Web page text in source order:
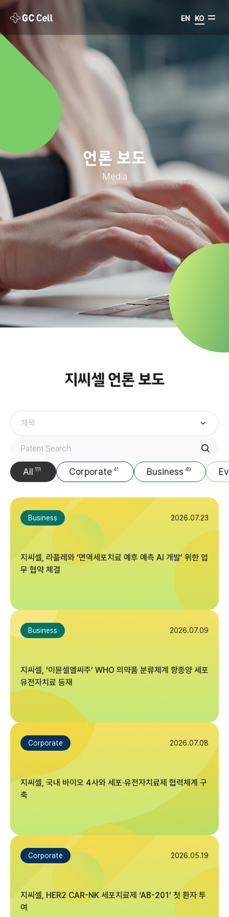
EN KO
언론 보도
Media
지씨셀 언론 보도
All 111 Corporate 41 Business 49
제목
Business 2026.07.23
지씨셀, 라플레와 ‘면역세포치료 예후 예측 AI 개발’ 위한 업
무 협약 체결
Business 2026.07.09
지씨셀, ‘이뮨셀엘씨주’ WHO 의약품 분류체계 항종양 세포
유전자치료 등재
Corporate 2026.07.08
지씨셀, 국내 바이오 4사와 세포·유전자치료제 협력체계 구
축
Corporate 2026.05.19
지씨셀, HER2 CAR-NK 세포치료제 ‘AB-201’ 첫 환자 투
여